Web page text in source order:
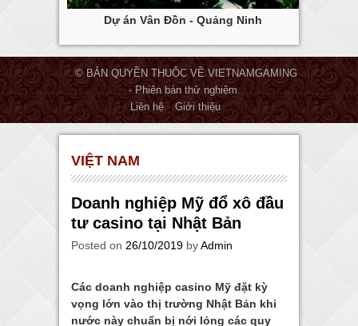
Dự án Vân Đồn - Quảng Ninh
© BẢN QUYỀN THUỘC VỀ VIETNAMGAMING
- Phiên bản thử nghiệm
Liên hệ
Giới thiệu
VIỆT NAM
Doanh nghiệp Mỹ đổ xô đầu
tư casino tại Nhật Bản
Posted on 26/10/2019 byAdmin
Các doanh nghiệp casino Mỹ đặt kỳ
vọng lớn vào thị trường Nhật Bản khi
nước này chuẩn bị nới lỏng các quy